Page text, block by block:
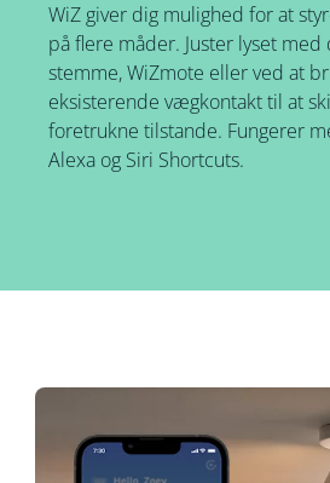
WiZ giver dig mulighed for at
på flere måder. Juster lyset
stemme, WiZmote eller ved at
eksisterende vægkontakt til at
foretrukne tilstande. Fungerer
Alexa og Siri Shortcuts.